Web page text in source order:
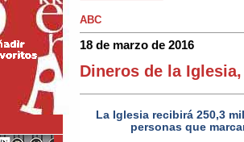
ABC
18 de marzo de 2016
Dineros de la
La Iglesia recibirá 250,3
personas que